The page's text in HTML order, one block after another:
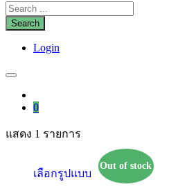
Search
for:
Login
0
แสดง 1 รายการ
เลือกรูปแบบ This
product
Out of stock